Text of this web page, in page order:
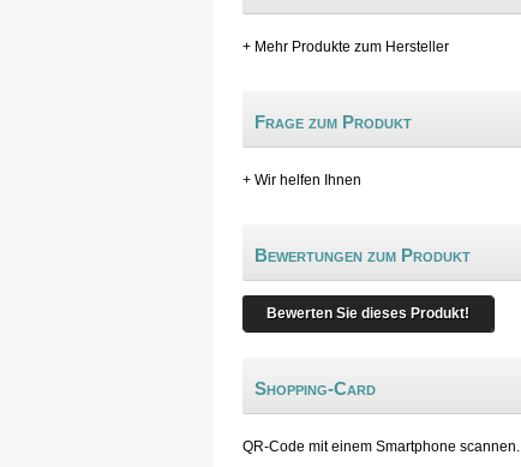
+ Mehr Produkte zum Hersteller
Frage zum Produkt
+ Wir helfen Ihnen
Bewertungen zum Produkt
Bewerten Sie dieses Produkt!
Shopping-Card
QR-Code mit einem Smartphone scannen.